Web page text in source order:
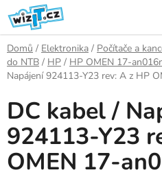
Přejít
na
obsah
Domů / Elektronika / Počítače a
do NTB / HP / HP OMEN 17-
Napájení 924113-Y23 rev: A z HP
DC kabel /
924113-Y23
OMEN 17-